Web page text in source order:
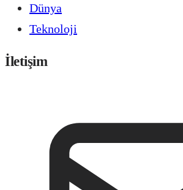
Dünya
Teknoloji
İletişim